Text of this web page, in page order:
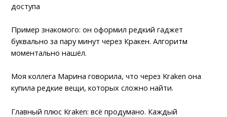
доступа
Пример знакомого: он оформил редкий гаджет
буквально за пару минут через Кракен. Алгоритм
моментально нашёл.
Моя коллега Марина говорила, что через Kraken она
купила редкие вещи, которых сложно найти.
Главный плюс Kraken: всё продумано. Каждый